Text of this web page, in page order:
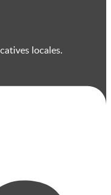
locales.